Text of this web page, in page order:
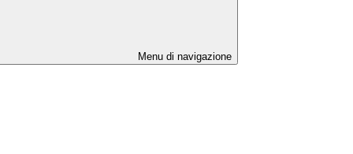
Menu di navigazione